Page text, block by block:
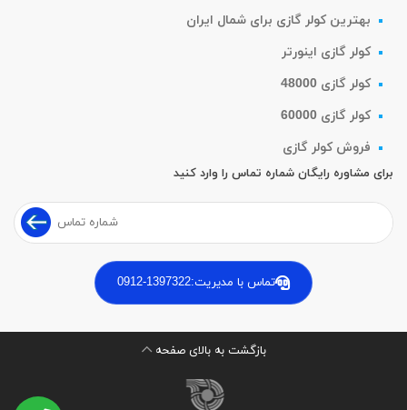
بهترین کولر گازی برای شمال ایران
کولر گازی اینورتر
کولر گازی 48000
کولر گازی 60000
فروش کولر گازی
برای مشاوره رایگان شماره تماس را وارد کنید
تماس با مدیریت:0912-1397322
بازگشت به بالای صفحه